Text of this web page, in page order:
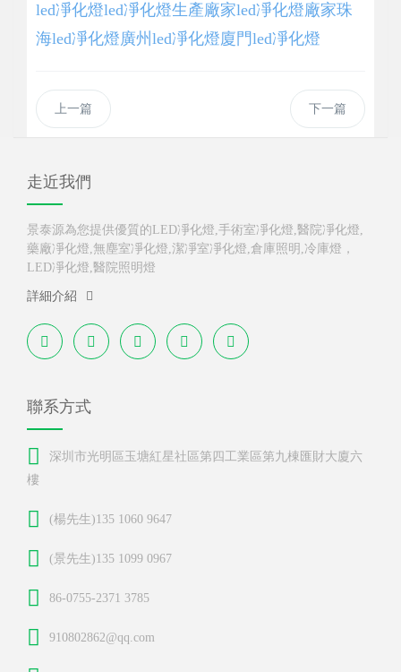
led凈化燈led凈化燈生產廠家led凈化燈廠家珠
海led凈化燈廣州led凈化燈廈門led凈化燈
上一篇 下一篇
走近我們
景泰源為您提供優質的LED凈化燈,手術室凈化燈,醫院凈化燈,
藥廠凈化燈,無塵室凈化燈,潔凈室凈化燈,倉庫照明,冷庫燈，
LED凈化燈,醫院照明燈
詳細介紹
聯系方式
深圳市光明區玉塘紅星社區第四工業區第九棟匯財大廈六
樓
(楊先生)135 1060 9647
(景先生)135 1099 0967
86-0755-2371 3785
910802862@qq.com